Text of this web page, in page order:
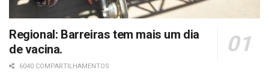
Regional: Barreiras tem mais um dia
de vacina.
6040 COMPARTILHAMENTOS